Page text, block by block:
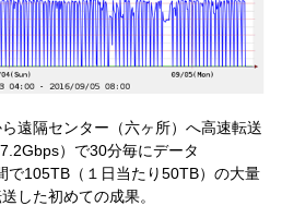
遠隔センター（六ヶ所）へ高速転送
）で30分毎にデータ
で105TB（１日当たり50TB）の大量
した初めての成果。